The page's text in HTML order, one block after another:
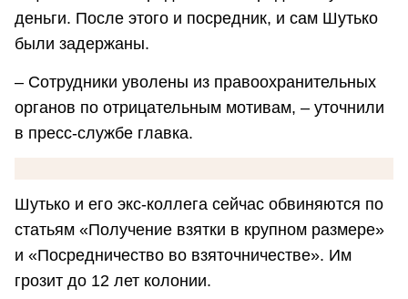
деньги. После этого и посредник, и сам Шутько
были задержаны.
– Сотрудники уволены из правоохранительных
органов по отрицательным мотивам, – уточнили
в пресс-службе главка.
Шутько и его экс-коллега сейчас обвиняются по
статьям «Получение взятки в крупном размере»
и «Посредничество во взяточничестве». Им
грозит до 12 лет колонии.